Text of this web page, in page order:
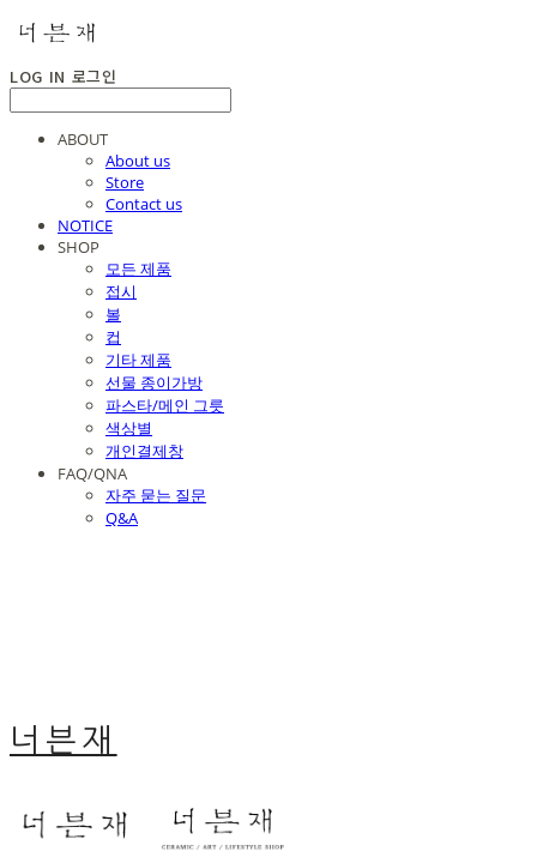
LOG IN 로그인
ABOUT
About us
Store
Contact us
NOTICE
SHOP
모든 제품
접시
볼
컵
기타 제품
선물 종이가방
파스타/메인 그릇
색상별
개인결제창
FAQ/QNA
자주 묻는 질문
Q&A
너븐재